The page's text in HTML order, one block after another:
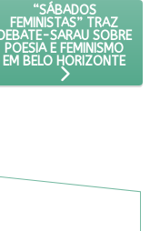
PALESTRA GRATUITA
PRÓXIMO ARTIGO:
“SÁBADOS
FEMINISTAS” TRAZ
DEBATE-SARAU SOBRE
POESIA E FEMINISMO
EM BELO HORIZONTE